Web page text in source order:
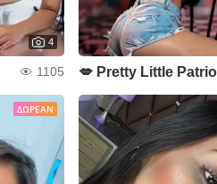
4
1105
ΔΩΡΕΆΝ